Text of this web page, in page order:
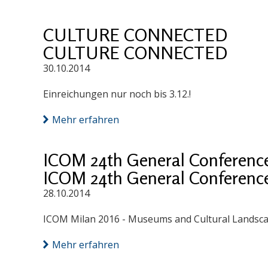
CULTURE CONNECTED
CULTURE CONNECTED
30.10.2014
Einreichungen nur noch bis 3.12.!
Mehr erfahren
ICOM 24th General
ICOM 24th General
28.10.2014
ICOM Milan 2016 - Museums and Cultural
Mehr erfahren